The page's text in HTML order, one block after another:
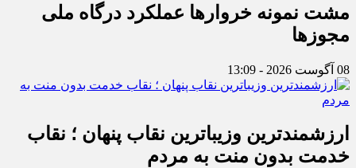
مشت نمونه خروارها عملکرد درگاه ملی
مجوزها
08 آگوست 2026 - 13:09
ارزشمندترین وزیباترین نقاب پنهان ؛ نقاب
خدمت بدون منت به مردم